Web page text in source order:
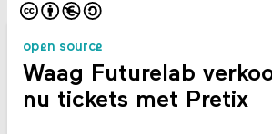
open source
Waag Futurelab
nu tickets met Pretix